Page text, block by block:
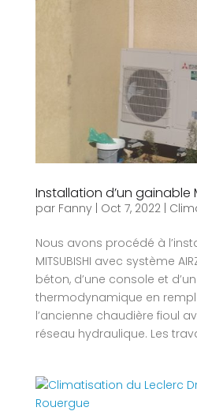
Installation d’un gainable
par Fanny| Oct 7, 2022|
Nous avons procédé à
MITSUBISHI avec système
béton, d’une console et
thermodynamique en
l’ancienne chaudière fioul
réseau hydraulique. Les